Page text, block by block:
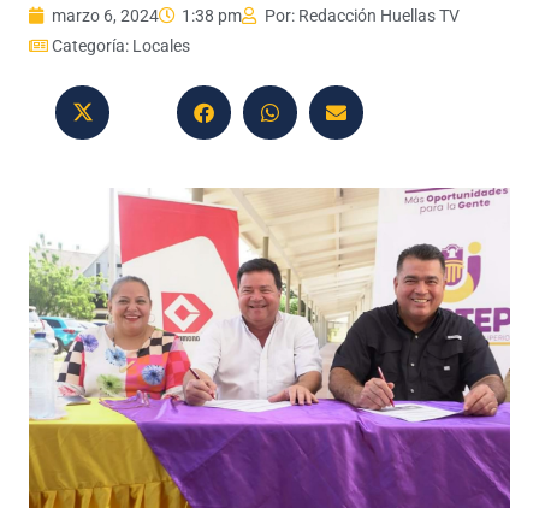
marzo 6, 2024 1:38 pm Por: Redacción Huellas TV
Categoría: Locales